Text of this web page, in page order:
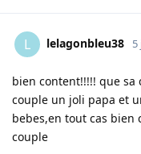
L lelagonbleu38 5
bien content!!!!! que
couple un joli papa et
bebes,en tout cas bien
couple